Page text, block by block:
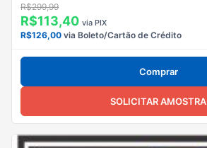
R$299,99
R$113,40 via PIX
R$126,00 via Boleto/Cartão de Crédito
Comprar
SOLICITAR AMOSTRA